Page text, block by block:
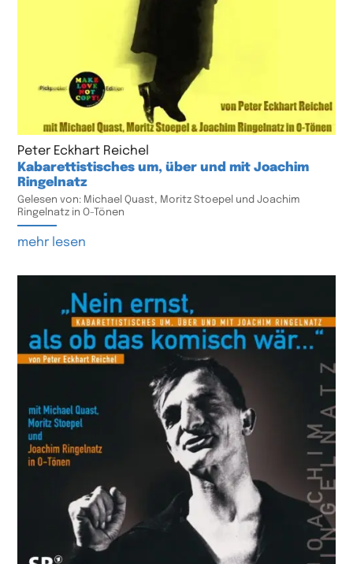
Peter Eckhart Reichel
Kabarettistisches um, über und mit Joachim
Ringelnatz
Gelesen von: Michael Quast, Moritz Stoepel und Joachim
Ringelnatz in O-Tönen
mehr lesen